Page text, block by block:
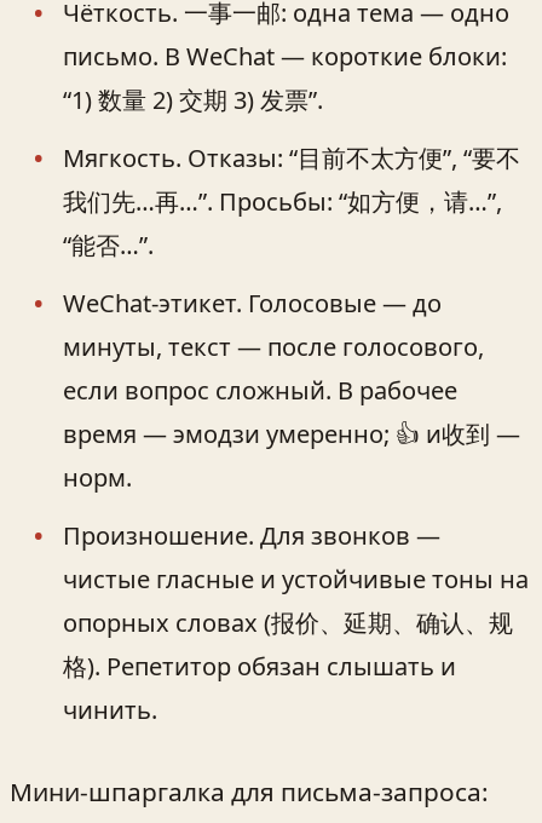
Чёткость. 一事一邮: одна тема — одно
письмо. В WeChat — короткие блоки:
“1) 数量 2) 交期 3) 发票”.
Мягкость. Отказы: “目前不太方便”, “要不
我们先…再…”. Просьбы: “如方便，请…”,
“能否…”.
WeChat-этикет. Голосовые — до
минуты, текст — после голосового,
если вопрос сложный. В рабочее
время — эмодзи умеренно; 👍 и收到 —
норм.
Произношение. Для звонков —
чистые гласные и устойчивые тоны на
опорных словах (报价、延期、确认、规
格). Репетитор обязан слышать и
чинить.
Мини-шпаргалка для письма-запроса: